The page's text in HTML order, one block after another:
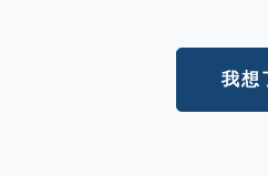
我想